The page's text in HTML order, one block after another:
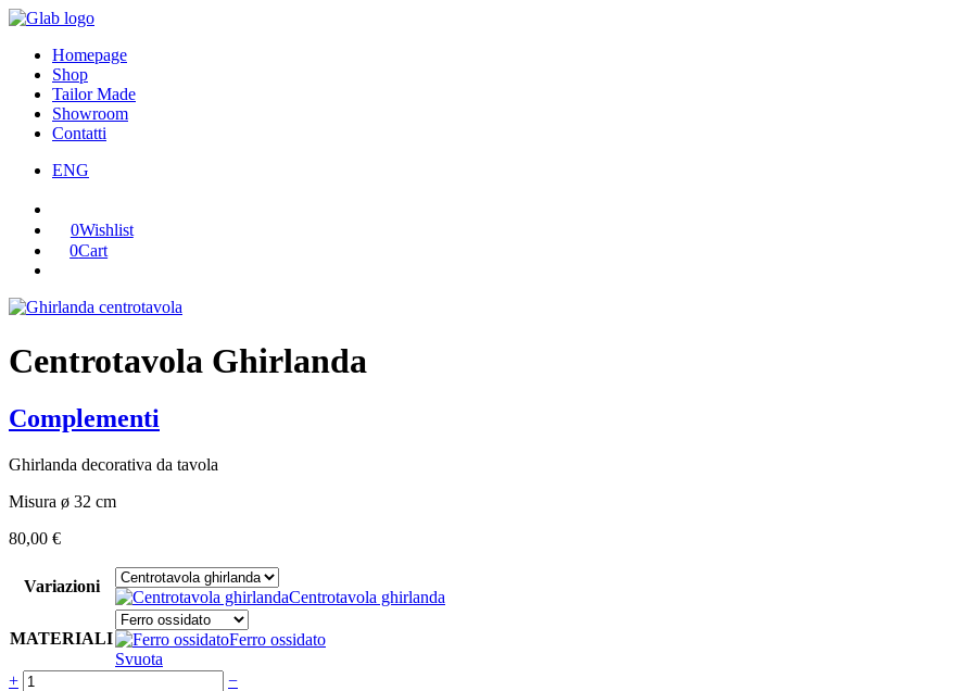
Homepage
Shop
Tailor Made
Showroom
Contatti
ENG
0Wishlist
0Cart
Centrotavola Ghirlanda
Complementi
Ghirlanda decorativa da tavola
Misura ø 32 cm
80,00 €
Variazioni
Centrotavola ghirlanda
MATERIALI
Ferro ossidato
Svuota
Quantità
+ −